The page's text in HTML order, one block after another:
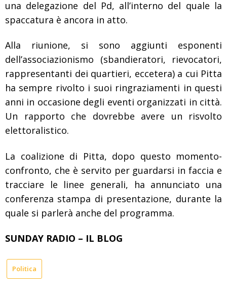
una delegazione del Pd, all’interno del quale la
spaccatura è ancora in atto.
Alla riunione, si sono aggiunti esponenti
dell’associazionismo (sbandieratori, rievocatori,
rappresentanti dei quartieri, eccetera) a cui Pitta
ha sempre rivolto i suoi ringraziamenti in questi
anni in occasione degli eventi organizzati in città.
Un rapporto che dovrebbe avere un risvolto
elettoralistico.
La coalizione di Pitta, dopo questo momento-
confronto, che è servito per guardarsi in faccia e
tracciare le linee generali, ha annunciato una
conferenza stampa di presentazione, durante la
quale si parlerà anche del programma.
SUNDAY RADIO – IL BLOG
Politica